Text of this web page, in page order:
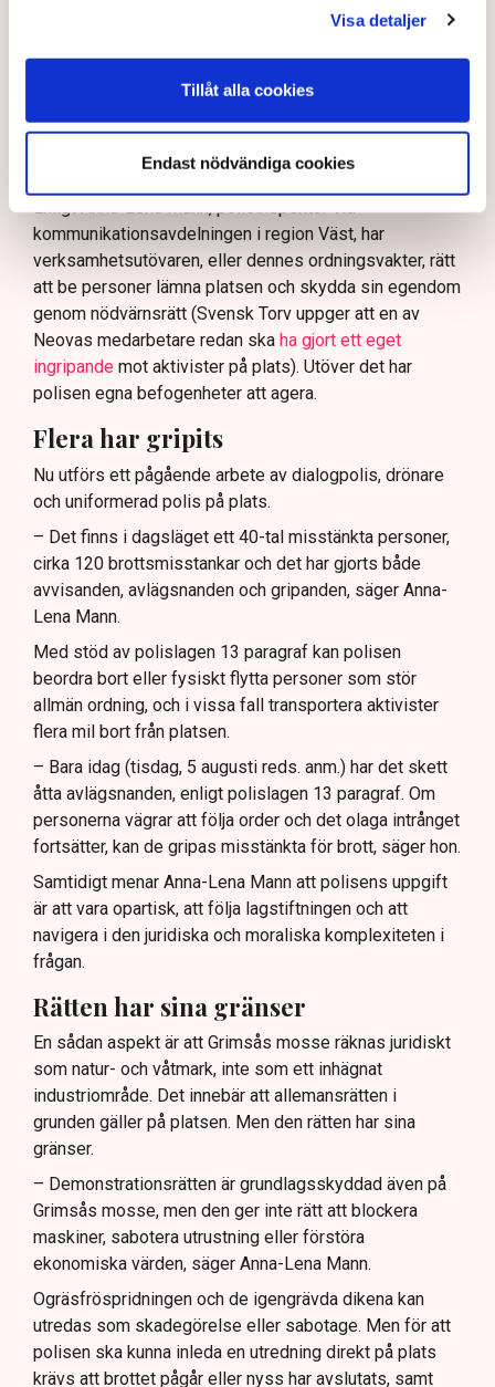
Visa detaljer
Tillåt alla cookies
Endast nödvändiga cookies
På sociala medier ifrågasätts det om allemansrätten
bör ge utrymme för aktivister att blockera en
tillståndsgiven verksamhet, och om inte polisen borde
och näringsverksamhet mot den typen av störningar.
Nu svarar polisen på kritiken.
Enligt Anna-Lena Mann, polisinspektör vid
kommunikationsavdelningen i region Väst, har
verksamhetsutövaren, eller dennes ordningsvakter, rätt
att be personer lämna platsen och skydda sin egendom
genom nödvärnsrätt (Svensk Torv uppger att en av
Neovas medarbetare redan ska ha gjort ett eget
ingripande mot aktivister på plats). Utöver det har
polisen egna befogenheter att agera.
Flera har gripits
Nu utförs ett pågående arbete av dialogpolis, drönare
och uniformerad polis på plats.
– Det finns i dagsläget ett 40-tal misstänkta personer,
cirka 120 brottsmisstankar och det har gjorts både
avvisanden, avlägsnanden och gripanden, säger Anna-
Lena Mann.
Med stöd av polislagen 13 paragraf kan polisen
beordra bort eller fysiskt flytta personer som stör
allmän ordning, och i vissa fall transportera aktivister
flera mil bort från platsen.
– Bara idag (tisdag, 5 augusti reds. anm.) har det skett
åtta avlägsnanden, enligt polislagen 13 paragraf. Om
personerna vägrar att följa order och det olaga intrånget
fortsätter, kan de gripas misstänkta för brott, säger hon.
Samtidigt menar Anna-Lena Mann att polisens uppgift
är att vara opartisk, att följa lagstiftningen och att
navigera i den juridiska och moraliska komplexiteten i
frågan.
Rätten har sina gränser
En sådan aspekt är att Grimsås mosse räknas juridiskt
som natur- och våtmark, inte som ett inhägnat
industriområde. Det innebär att allemansrätten i
grunden gäller på platsen. Men den rätten har sina
gränser.
– Demonstrationsrätten är grundlagsskyddad även på
Grimsås mosse, men den ger inte rätt att blockera
maskiner, sabotera utrustning eller förstöra
ekonomiska värden, säger Anna-Lena Mann.
Ogräsfröspridningen och de igengrävda dikena kan
utredas som skadegörelse eller sabotage. Men för att
polisen ska kunna inleda en utredning direkt på plats
krävs att brottet pågår eller nyss har avslutats, samt